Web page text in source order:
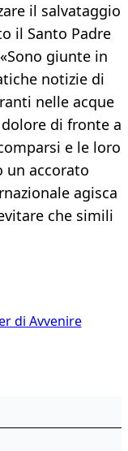
il salvataggio
il Santo Padre
giunte in
notizie di
nelle acque
di fronte a
e le loro
un accorato
agisca
che simili
di Avvenire